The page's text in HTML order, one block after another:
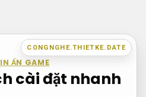
CONGNGHE.THIETKE.DATE
ẤN GAME
cài đặt nhanh